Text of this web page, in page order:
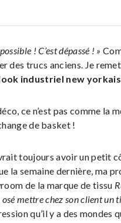
! C’est dépassé ! »
des trucs anciens. Je
industriel new yorkais,
ce n’est pas comme la
de basket !
toujours avoir un petit
la semaine dernière, ma
de la marque de tissu
mettre chez son client un
qu’il y a des